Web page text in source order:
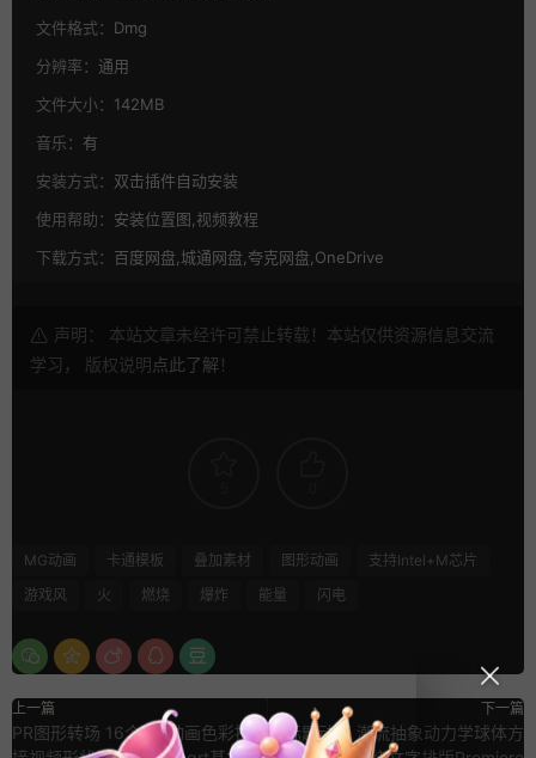
文件格式： Dmg
分辨率： 通用
文件大小： 142MB
音乐： 有
安装方式： 双击插件自动安装
使用帮助： 安装位置图,视频教程
下载方式： 百度网盘,城通网盘,夸克网盘,OneDrive
声明： 本站文章未经许可禁止转载！本站仅供资源信息交流
学习， 版权说明点此了解 ！
MG动画 卡通模板 叠加素材 图形动画
支持Intel+M芯片
游戏风
火 燃烧 爆炸 能量 闪电
上一篇
PR图形转场 16个MG动画色彩拼
下一篇
pr标题动画 潮流抽象动力学球体方